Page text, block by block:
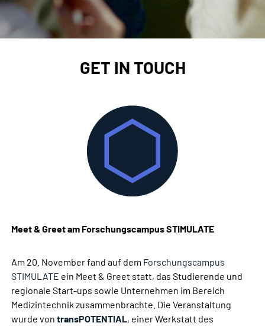
GET IN TOUCH
Meet & Greet am Forschungscampus STIMULATE
Am 20. November fand auf dem Forschungscampus
STIMULATE ein Meet & Greet statt, das Studierende und
regionale Start-ups sowie Unternehmen im Bereich
Medizintechnik zusammenbrachte. Die Veranstaltung
wurde vontransPOTENTIAL, einer Werkstatt des